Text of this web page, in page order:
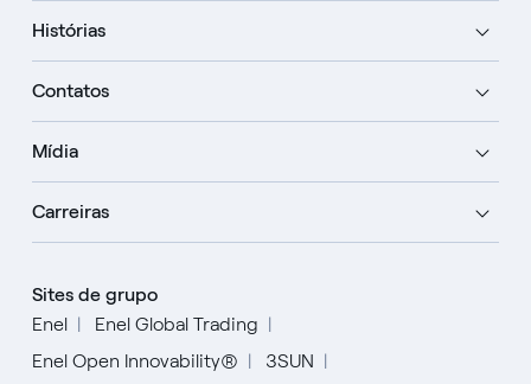
Histórias
Contatos
Mídia
Carreiras
Sites de grupo
Enel
Enel Global Trading
Enel Open Innovability®
3SUN